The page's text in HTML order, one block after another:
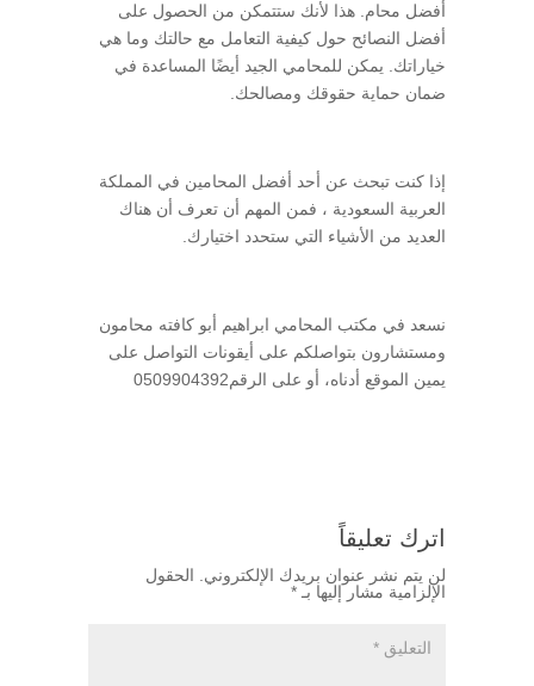
أفضل محام. هذا لأنك ستتمكن من الحصول على
أفضل النصائح حول كيفية التعامل مع حالتك وما هي
خياراتك. يمكن للمحامي الجيد أيضًا المساعدة في
ضمان حماية حقوقك ومصالحك.
إذا كنت تبحث عن أحد أفضل المحامين في المملكة
العربية السعودية ، فمن المهم أن تعرف أن هناك
العديد من الأشياء التي ستحدد اختيارك.
نسعد في مكتب المحامي ابراهيم أبو كافته محامون
ومستشارون بتواصلكم على أيقونات التواصل على
يمين الموقع أدناه، أو على الرقم0509904392
اترك تعليقاً
لن يتم نشر عنوان بريدك الإلكتروني.
الحقول
الإلزامية مشار إليها بـ *